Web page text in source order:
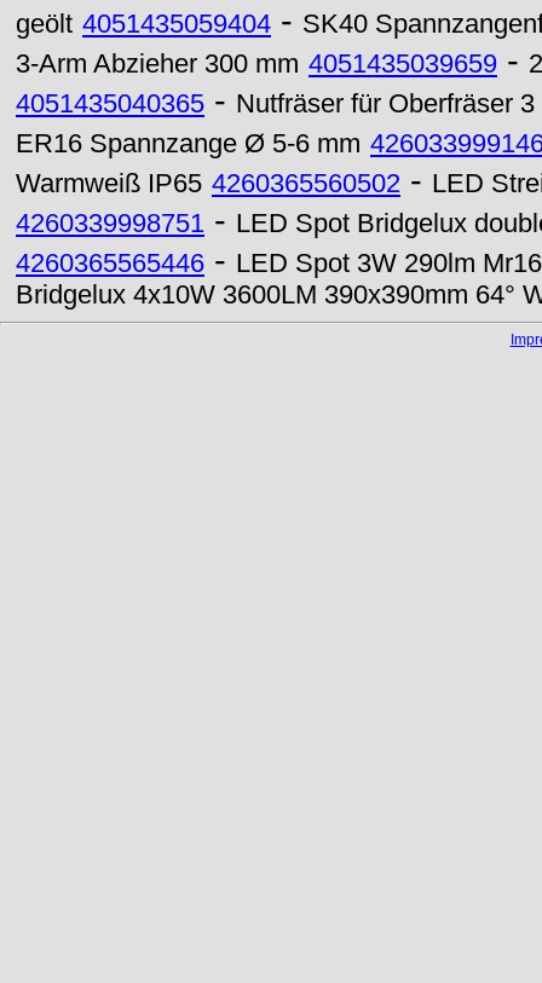
geölt 4051435059404 - SK40
3-Arm Abzieher 300 mm 4051435039659 -
4051435040365 - Nutfräser für Oberfräser
ER16 Spannzange Ø 5-6 mm
Warmweiß IP65 4260365560502 - LED
4260339998751 - LED Spot Bridgelux
4260365565446 - LED Spot 3W 290lm
Bridgelux 4x10W 3600LM 390x390mm 64°